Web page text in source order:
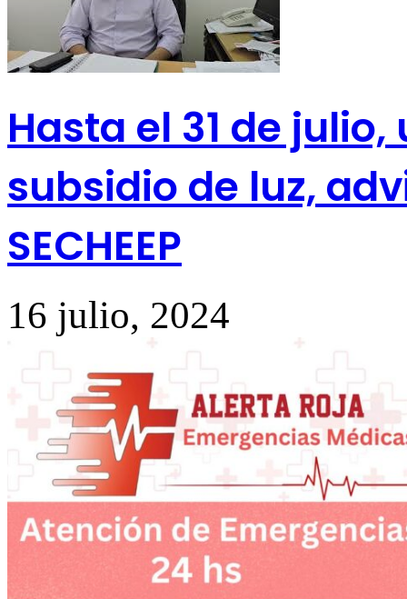
Hasta el 31 de
subsidio de luz,
SECHEEP
16 julio, 2024